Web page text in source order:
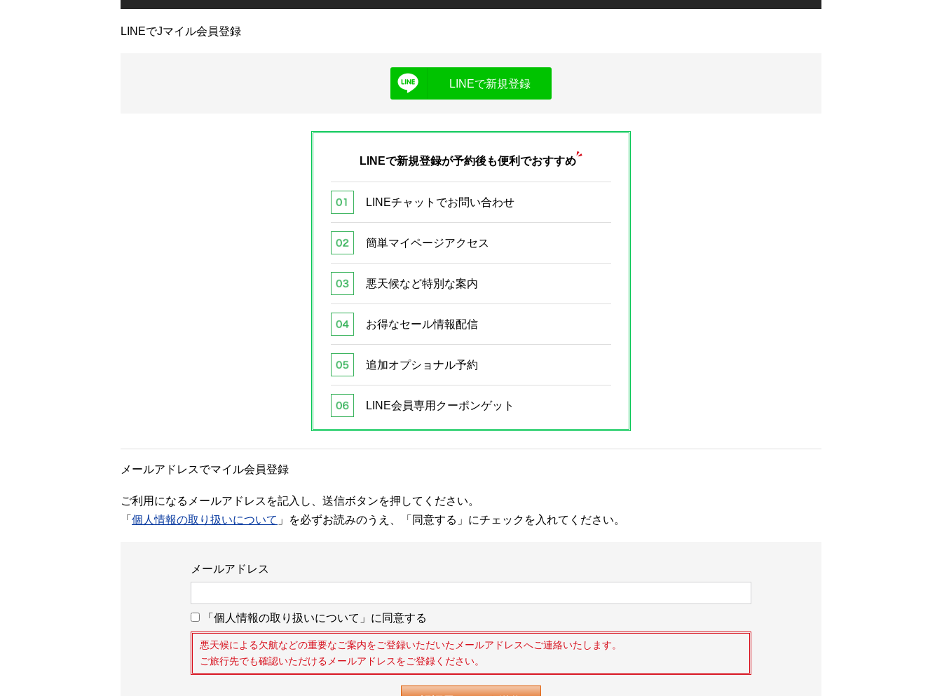
LINEでJマイル会員登録
LINEで新規登録
LINEで新規登録が予約後も便利でおすすめ
LINEチャットでお問い合わせ
簡単マイページアクセス
悪天候など特別な案内
お得なセール情報配信
追加オプショナル予約
LINE会員専用クーポンゲット
メールアドレスでマイル会員登録
ご利用になるメールアドレスを記入し、送信ボタンを押してください。
「 個人情報の取り扱いについて 」を必ずお読みのうえ、「同意する」にチェックを入れてください。
メールアドレス
「個人情報の取り扱いについて」に同意する
悪天候による欠航などの重要なご案内をご登録いただいたメールアドレスへご連絡いたします。
ご旅行先でも確認いただけるメールアドレスをご登録ください。